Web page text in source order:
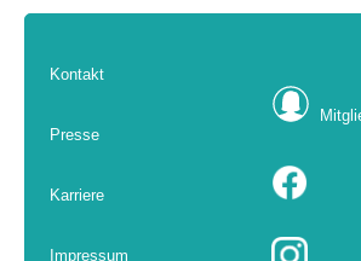
Kontakt
Presse
Karriere
Impressum